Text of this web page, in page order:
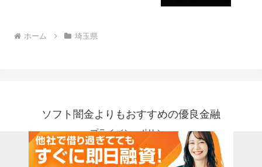
ホーム 埼玉県
ソフト闇金よりもおすすめの優良金融
プライバシーポリシー
© 2018 ソフト闇金よりもおすすめの優良金融.